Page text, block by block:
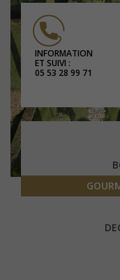
INFORMATION
ET SUIVI :
05 53 28 99 71